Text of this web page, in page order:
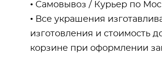
• Самовывоз / Курьер по
• Все украшения
изготовления и стоимость
корзине при оформлении